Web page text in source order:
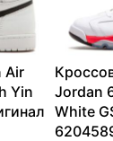
Air
Yin
Jordan
White